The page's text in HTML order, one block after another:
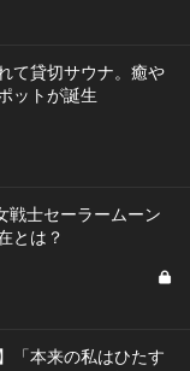
て貸切サウナ。癒や
ットが誕生
戦士セーラームーン
とは？
「本来の私はひたす